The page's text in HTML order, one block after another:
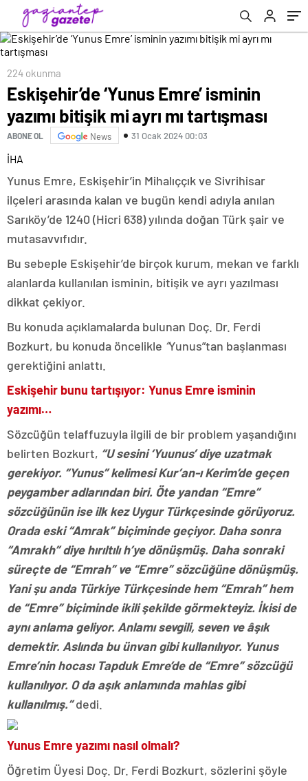
224 okunma
Eskişehir’de ‘Yunus Emre’ isminin
yazımı bitişik mi ayrı mı tartışması
ABONE OL News 31 Ocak 2024 00:03
İHA
Yunus Emre, Eskişehir’in Mihalıççık ve Sivrihisar
ilçeleri arasında kalan ve bugün kendi adıyla anılan
Sarıköy’de 1240 (Hicri 638) yılında doğan Türk şair ve
mutasavvıfıdır.
Bu sebeple Eskişehir’de birçok kurum, mekan ve farklı
alanlarda kullanılan isminin, bitişik ve ayrı yazılması
dikkat çekiyor.
Bu konuda açıklamalarda bulunan Doç. Dr. Ferdi
Bozkurt, bu konuda öncelikle “Yunus”tan başlanması
gerektiğini anlattı.
Eskişehir bunu tartışıyor: Yunus Emre isminin
yazımı…
Sözcüğün telaffuzuyla ilgili de bir problem yaşandığını
belirten Bozkurt, “U sesini ‘Yuunus’ diye uzatmak
gerekiyor. “Yunus” kelimesi Kur’an-ı Kerim’de geçen
peygamber adlarından biri. Öte yandan “Emre”
sözcüğünün ise ilk kez Uygur Türkçesinde görüyoruz.
Orada eski “Amrak” biçiminde geçiyor. Daha sonra
“Amrakh” diye hırıltılı h’ye dönüşmüş. Daha sonraki
süreçte de “Emrah” ve “Emre” sözcüğüne dönüşmüş.
Yani şu anda Türkiye Türkçesinde hem “Emrah” hem
de “Emre” biçiminde ikili şekilde görmekteyiz. İkisi de
aynı anlama geliyor. Anlamı sevgili, seven ve âşık
demektir. Aslında bu ünvan gibi kullanılıyor. Yunus
Emre’nin hocası Tapduk Emre’de de “Emre” sözcüğü
kullanılıyor. O da aşık anlamında mahlas gibi
kullanılmış.”dedi.
Yunus Emre yazımı nasıl olmalı?
Öğretim Üyesi Doç. Dr. Ferdi Bozkurt, sözlerini şöyle